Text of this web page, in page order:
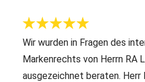
Wir wurden in Fragen des
Markenrechts von Herrn RA
ausgezeichnet beraten. Herr